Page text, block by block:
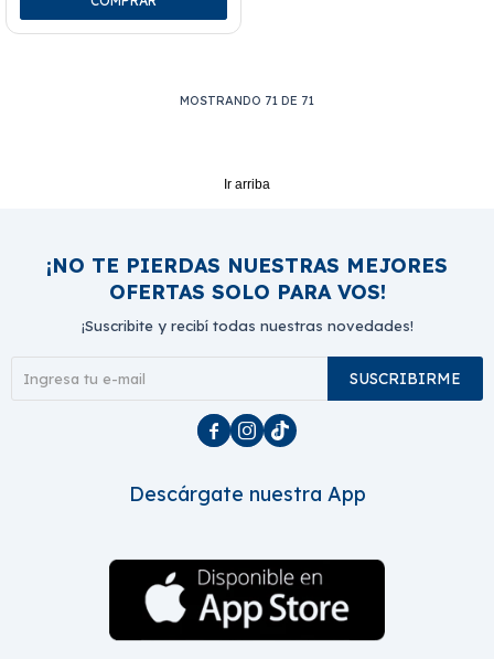
MOSTRANDO 71 DE 71
Ir arriba
¡NO TE PIERDAS NUESTRAS MEJORES
OFERTAS SOLO PARA VOS!
¡Suscribite y recibí todas nuestras novedades!
SUSCRIBIRME
  
Descárgate nuestra App